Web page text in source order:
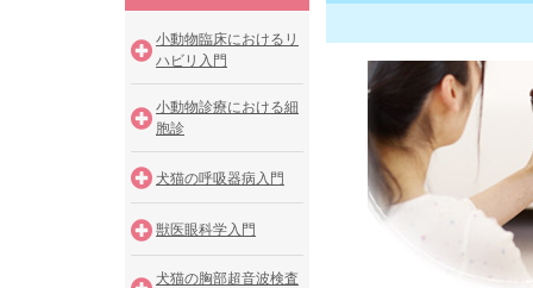
小動物臨床におけるリ
ハビリ入門
小動物診療における細
胞診
犬猫の呼吸器病入門
獣医眼科学入門
犬猫の胸部超音波検査